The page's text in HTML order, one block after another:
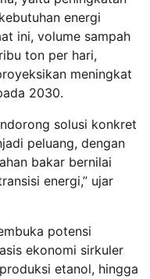
energi
ini, volume sampah
ton per hari,
meningkat
2030.
solusi konkret
peluang, dengan
bakar bernilai
energi,” ujar
potensi
ekonomi sirkuler
etanol, hingga